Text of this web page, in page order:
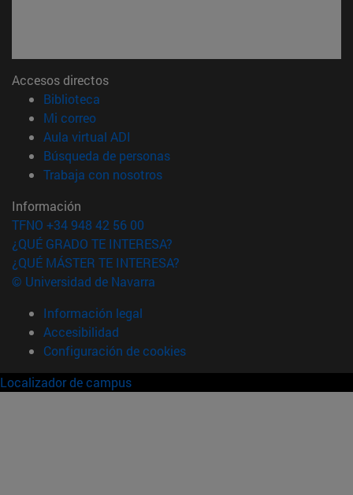
Accesos directos
Biblioteca
Mi correo(abre en nueva ventana)
Aula virtual ADI
Búsqueda de personas(abre en nueva ventana)
Trabaja con nosotros(abre en nueva ventana)
Información
TFNO +34 948 42 56 00
¿QUÉ GRADO TE INTERESA?
¿QUÉ MÁSTER TE INTERESA?
© Universidad de Navarra
Información legal
Accesibilidad
Configuración de cookies
Localizador de campus